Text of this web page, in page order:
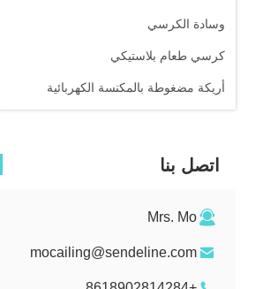
وسادة الكرسي
كرسي طعام بلاستيكي
أريكة مضغوطة بالمكنسة الكهربائية
اتصل بنا
Mrs. Mo
mocailing@sendeline.com